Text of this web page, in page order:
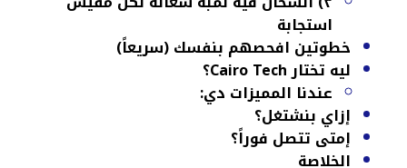
استجابة
خطوتين افحصهم بنفسك (سريعاً)
ليه تختار Cairo Tech؟
عندنا المميزات دي:
إزاي بنشتغل؟
إمتى تتصل فوراً؟
الخلاصة